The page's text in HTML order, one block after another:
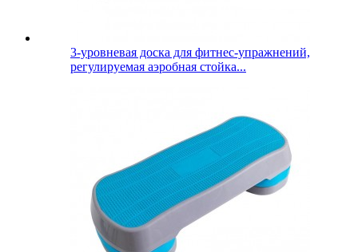
3-уровневая доска для фитнес-упражнений,
регулируемая аэробная стойка...